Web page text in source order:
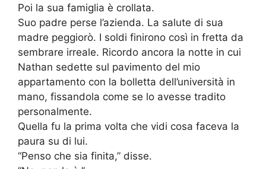
Poi la sua famiglia è crollata.
Suo padre perse l’azienda. La salute di sua
madre peggiorò. I soldi finirono così in fretta da
sembrare irreale. Ricordo ancora la notte in cui
Nathan sedette sul pavimento del mio
appartamento con la bolletta dell’università in
mano, fissandola come se lo avesse tradito
personalmente.
Quella fu la prima volta che vidi cosa faceva la
paura su di lui.
“Penso che sia finita,” disse.